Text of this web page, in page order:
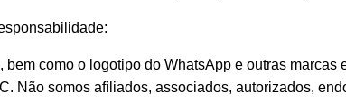
bem como o logotipo do WhatsApp e outras marcas
Não somos afiliados, associados, autorizados,